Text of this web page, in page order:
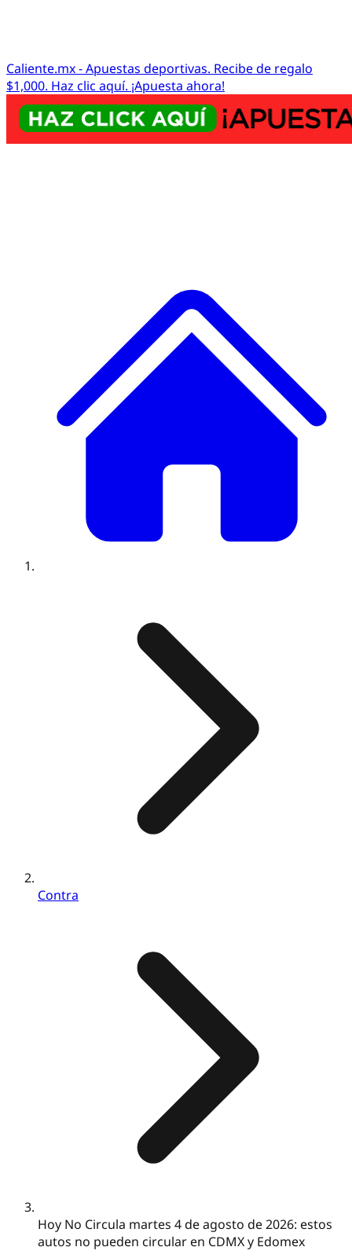
Caliente.mx - Apuestas deportivas. Recibe de regalo
$1,000. Haz clic aquí. ¡Apuesta ahora!
Contra
Hoy No Circula martes 4 de agosto de 2026: estos
autos no pueden circular en CDMX y Edomex